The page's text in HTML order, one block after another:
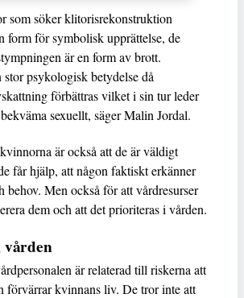
som söker klitorisrekonstruktion
form för symbolisk upprättelse, de
är en form av brott.
stor psykologisk betydelse då
förbättras vilket i sin tur leder
sexuellt, säger Malin Jordal.
är också att de är väldigt
får hjälp, att någon faktiskt erkänner
behov. Men också för att vårdresurser
dem och att det prioriteras i vården.
vården
är relaterad till riskerna att
förvärrar kvinnans liv. De tror inte att